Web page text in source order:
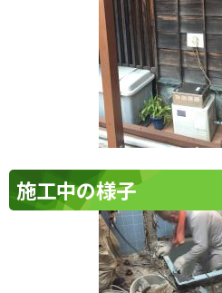
施工中の様子